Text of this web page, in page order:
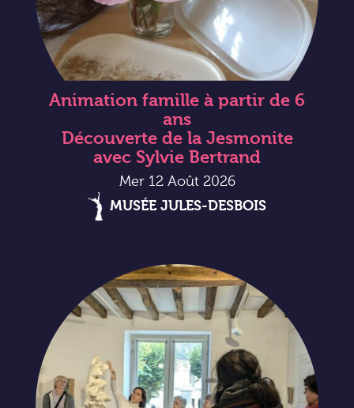
Animation famille à partir de 6
ans
Découverte de la Jesmonite
avec Sylvie Bertrand
Mer 12 Août 2026
MUSÉE JULES-DESBOIS